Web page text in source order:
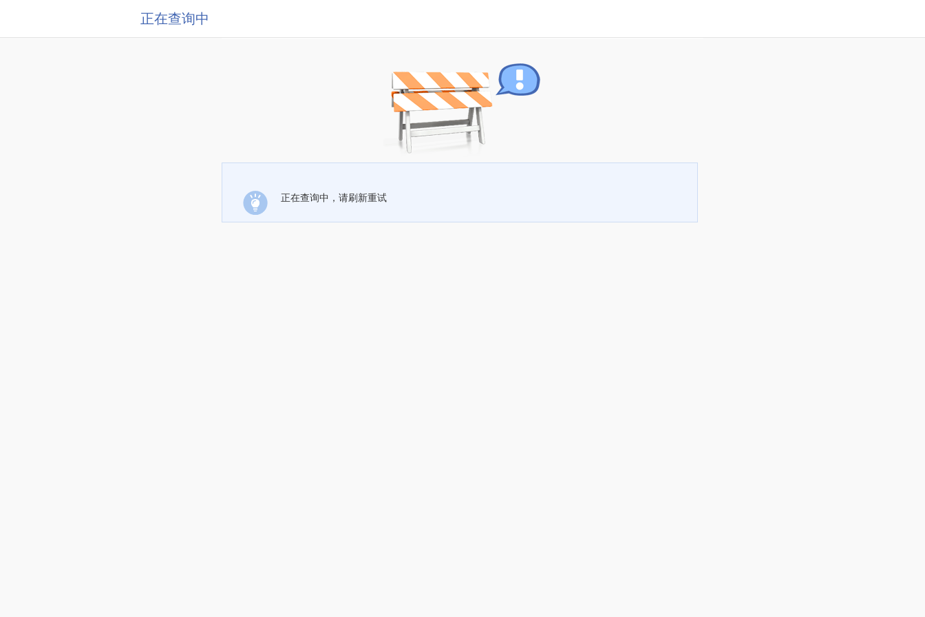
正在查询中
正在查询中，请刷新重试